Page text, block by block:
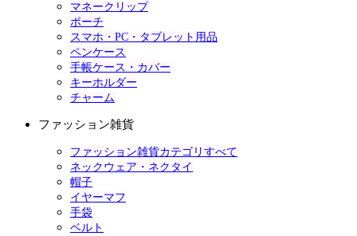
マネークリップ
ポーチ
スマホ・PC・タブレット用品
ペンケース
手帳ケース・カバー
キーホルダー
チャーム
ファッション雑貨
ファッション雑貨カテゴリすべて
ネックウェア・ネクタイ
帽子
イヤーマフ
手袋
ベルト